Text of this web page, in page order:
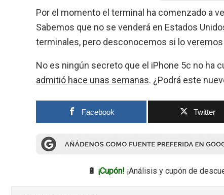
Por el momento el terminal ha comenzado a
Sabemos que no se venderá en Estados
terminales, pero desconocemos si lo veremos
No es ningún secreto que el iPhone 5c no ha
admitió hace unas semanas. ¿Podrá este
Facebook Twitter
🔋 ¡Cupón! ¡Análisis y cupón de